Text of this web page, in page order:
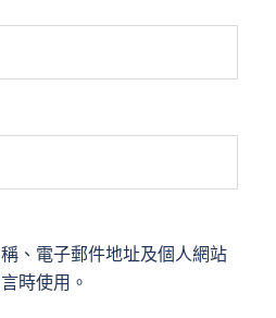
、電子郵件地址及個人網站
時使用。